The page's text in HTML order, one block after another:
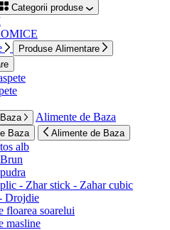
Categorii produse
Produse Alimentare
Alimente de Baza
Baza Alimente de Baza
alb
- Zhar stick - Zahar cubic
Drojdie
floarea soarelui
masline